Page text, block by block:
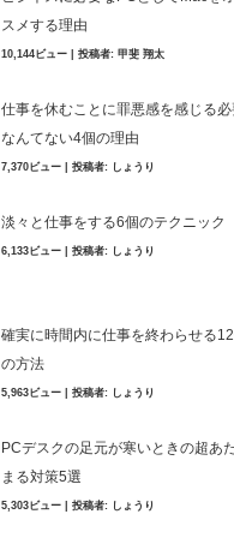
スメする理由
10,144ビュー 投稿者: 甲斐 翔太
仕事を休むことに罪悪感を感じる
なんてない4個の理由
7,370ビュー 投稿者: しょうり
淡々と仕事をする6個のテクニック
6,133ビュー 投稿者: しょうり
確実に時間内に仕事を終わらせる
の方法
5,963ビュー 投稿者: しょうり
PCデスクの足元が寒いときの超あ
まる対策5選
5,303ビュー 投稿者: しょうり